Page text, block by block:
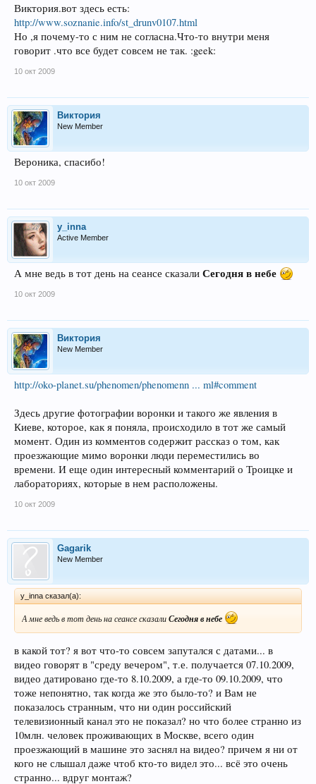
Виктория.вот здесь есть:
http://www.soznanie.info/st_drunv0107.html
Но ,я почему-то с ним не согласна.Что-то внутри меня
говорит .что все будет совсем не так. :geek:
10 окт 2009
Виктория
New Member
Вероника, спасибо!
10 окт 2009
y_inna
Active Member
А мне ведь в тот день на сеансе сказали Сегодня в небе
10 окт 2009
Виктория
New Member
http://oko-planet.su/phenomen/phenomenn ... ml#comment
Здесь другие фотографии воронки и такого же явления в
Киеве, которое, как я поняла, происходило в тот же самый
момент. Один из комментов содержит рассказ о том, как
проезжающие мимо воронки люди переместились во
времени. И еще один интересный комментарий о Троицке и
лабораториях, которые в нем расположены.
10 окт 2009
Gagarik
New Member
y_inna сказал(а):
А мне ведь в тот день на сеансе сказалиСегодня в небе
в какой тот? я вот что-то совсем запутался с датами... в
видео говорят в "среду вечером", т.е. получается 07.10.2009,
видео датировано где-то 8.10.2009, а где-то 09.10.2009, что
тоже непонятно, так когда же это было-то? и Вам не
показалось странным, что ни один российский
телевизионный канал это не показал? но что более странно из
10млн. человек проживающих в Москве, всего один
проезжающий в машине это заснял на видео? причем я ни от
кого не слышал даже чтоб кто-то видел это... всё это очень
странно... вдруг монтаж?